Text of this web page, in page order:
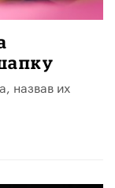
назвав их